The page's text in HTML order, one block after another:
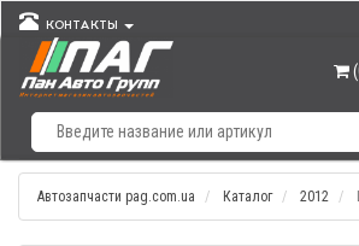
КОНТАКТЫ
Автозапчасти pag.com.ua Каталог 2012